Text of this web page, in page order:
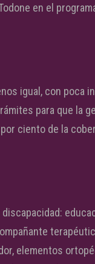
en el
igual, con poca
para que la
ciento de la
elementos